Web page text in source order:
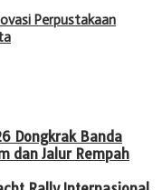
Perpustakaan
Dongkrak Banda
dan Jalur Rempah